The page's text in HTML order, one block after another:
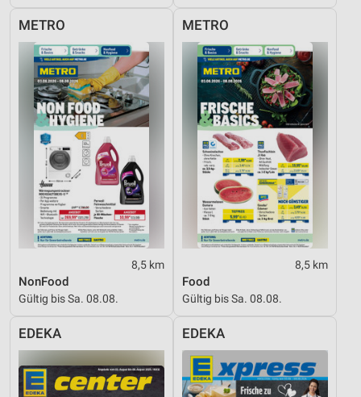
METRO
8,5 km
NonFood
Gültig bis Sa. 08.08.
METRO
8,5 km
Food
Gültig bis Sa. 08.08.
EDEKA EDEKA